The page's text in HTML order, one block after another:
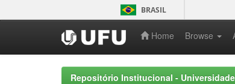
navigation
BRASIL
Home Browse
Repositório Institucional -